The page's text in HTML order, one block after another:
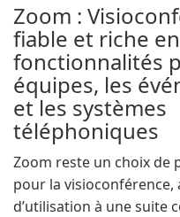
Zoom :
fiable et riche en
fonctionnalités
équipes, les
et les systèmes
téléphoniques
Zoom reste un choix de
pour la visioconférence,
d’utilisation à une suite